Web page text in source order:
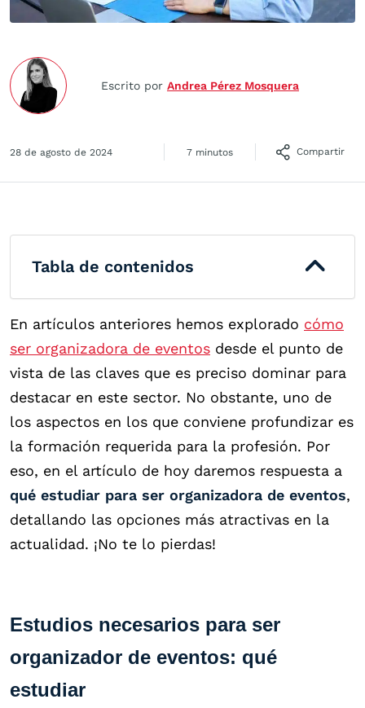
Escrito por Andrea Pérez Mosquera
28 de agosto de 2024 7 minutos Compartir
Tabla de contenidos
En artículos anteriores hemos explorado cómo
ser organizadora de eventos desde el punto de
vista de las claves que es preciso dominar para
destacar en este sector. No obstante, uno de
los aspectos en los que conviene profundizar es
la formación requerida para la profesión. Por
eso, en el artículo de hoy daremos respuesta a
qué estudiar para ser organizadora de eventos,
detallando las opciones más atractivas en la
actualidad. ¡No te lo pierdas!
Estudios necesarios para ser
organizador de eventos: qué
estudiar